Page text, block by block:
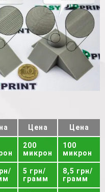
Цена Цена
200
микрон
100
микрон
5 грн/
грамм
8,5 грн/
грамм